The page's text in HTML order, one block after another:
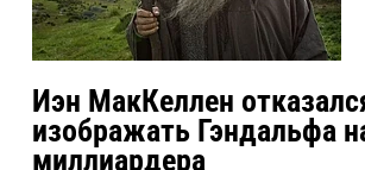
Иэн МакКеллен
изображать Гэндальфа
миллиардера